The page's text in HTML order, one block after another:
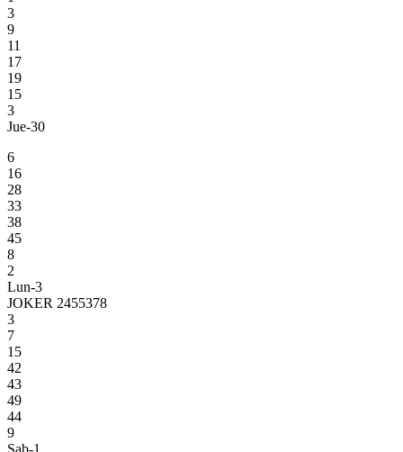
3
9
11
17
19
15
3
Jue-30
6
16
28
33
38
45
8
2
Lun-3
JOKER 2455378
3
7
15
42
43
49
44
9
Sab-1